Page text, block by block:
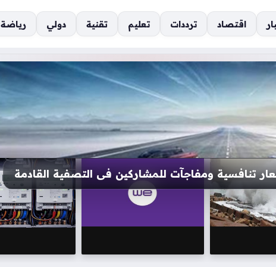
اقتصاد ترددات تعليم تقنية دولي رياضة
والمحافظات وسط تحذيرات من تصاعد نسب الرطوبة